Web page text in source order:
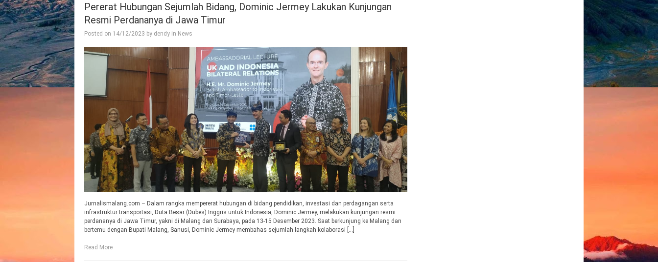
Pererat Hubungan Sejumlah Bidang, Dominic Jermey Lakukan Kunjungan
Resmi Perdananya di Jawa Timur
Posted on 14/12/2023 by dendy in News
Jurnalismalang.com – Dalam rangka mempererat hubungan di bidang pendidikan, investasi dan perdagangan serta
infrastruktur transportasi, Duta Besar (Dubes) Inggris untuk Indonesia, Dominic Jermey, melakukan kunjungan resmi
perdananya di Jawa Timur, yakni di Malang dan Surabaya, pada 13-15 Desember 2023. Saat berkunjung ke Malang dan
bertemu dengan Bupati Malang, Sanusi, Dominic Jermey membahas sejumlah langkah kolaborasi […]
Read More